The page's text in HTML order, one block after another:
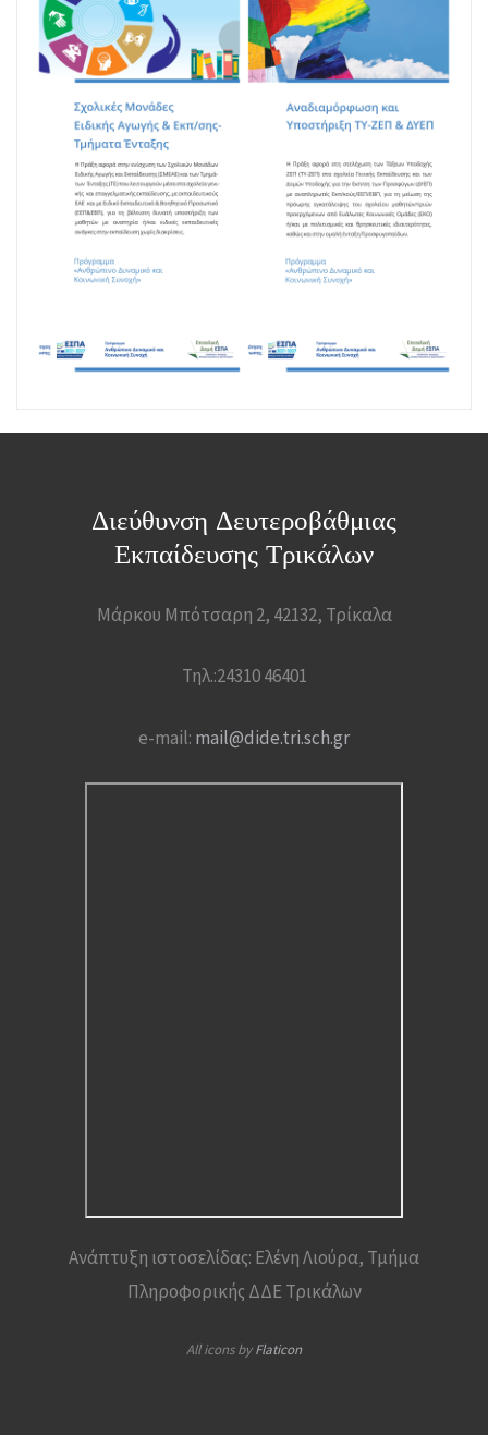
Διεύθυνση Δευτεροβάθμιας
Εκπαίδευσης Τρικάλων
Μάρκου Μπότσαρη 2, 42132, Τρίκαλα
Τηλ.:24310 46401
e-mail: mail@dide.tri.sch.gr
Ανάπτυξη ιστοσελίδας: Ελένη Λιούρα, Τμήμα
Πληροφορικής ΔΔΕ Τρικάλων
All icons byFlaticon